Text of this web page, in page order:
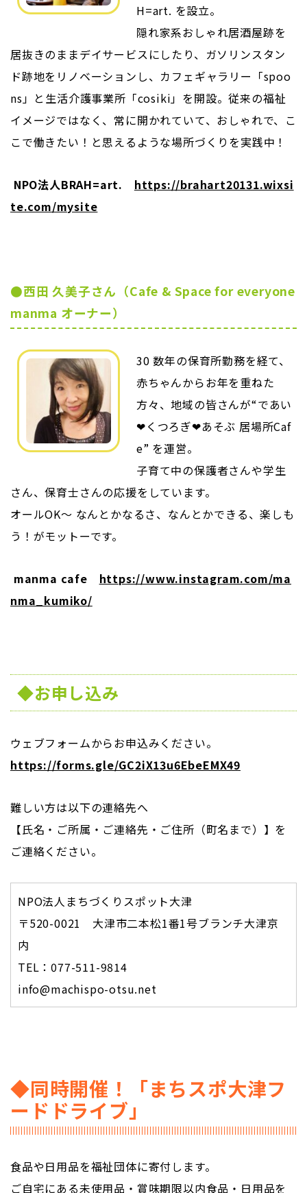
H=art. を設立。
隠れ家系おしゃれ居酒屋跡を
居抜きのままデイサービスにしたり、ガソリンスタン
ド跡地をリノベーションし、カフェギャラリー「spoo
ns」と生活介護事業所「cosiki」を開設。従来の福祉
イメージではなく、常に開かれていて、おしゃれで、こ
こで働きたい！と思えるような場所づくりを実践中！
NPO法人BRAH=art. https://brahart20131.wixsi
te.com/mysite
●西田 久美子さん（Cafe & Space for everyone
manma オーナー）
30 数年の保育所勤務を経て、
赤ちゃんからお年を重ねた
方々、地域の皆さんが“であい
❤くつろぎ❤あそぶ 居場所Caf
e” を運営。
子育て中の保護者さんや学生
さん、保育士さんの応援をしています。
オールOK～ なんとかなるさ、なんとかできる、楽しも
う！がモットーです。
manma cafe https://www.instagram.com/ma
nma_kumiko/
◆お申し込み
ウェブフォームからお申込みください。
https://forms.gle/GC2iX13u6EbeEMX49
難しい方は以下の連絡先へ
【氏名・ご所属・ご連絡先・ご住所（町名まで）】を
ご連絡ください。
NPO法人まちづくりスポット大津
〒520-0021 大津市二本松1番1号ブランチ大津京
内
TEL：077-511-9814
info@machispo-otsu.net
◆同時開催！「まちスポ大津フ
ードドライブ」
食品や日用品を福祉団体に寄付します。
ご自宅にある未使用品・賞味期限以内食品・日用品を